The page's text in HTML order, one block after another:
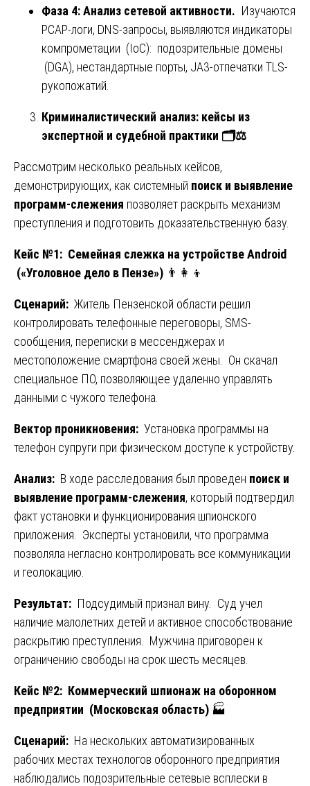
Фаза 4: Анализ сетевой активности. Изучаются
PCAP-логи, DNS-запросы, выявляются индикаторы
компрометации (IoC): подозрительные домены
(DGA), нестандартные порты, JA3-отпечатки TLS-
рукопожатий.
Криминалистический анализ: кейсы из
экспертной и судебной практики 🗂️⚖️
Рассмотрим несколько реальных кейсов,
демонстрирующих, как системный поиск и выявление
программ-слежения позволяет раскрыть механизм
преступления и подготовить доказательственную базу.
Кейс №1: Семейная слежка на устройстве Android
(«Уголовное дело в Пензе») 👨‍👩‍👦
Сценарий: Житель Пензенской области решил
контролировать телефонные переговоры, SMS-
сообщения, переписки в мессенджерах и
местоположение смартфона своей жены. Он скачал
специальное ПО, позволяющее удаленно управлять
данными с чужого телефона.
Вектор проникновения: Установка программы на
телефон супруги при физическом доступе к устройству.
Анализ: В ходе расследования был проведен поиск и
выявление программ-слежения, который подтвердил
факт установки и функционирования шпионского
приложения. Эксперты установили, что программа
позволяла негласно контролировать все коммуникации
и геолокацию.
Результат: Подсудимый признал вину. Суд учел
наличие малолетних детей и активное способствование
раскрытию преступления. Мужчина приговорен к
ограничению свободы на срок шесть месяцев.
Кейс №2: Коммерческий шпионаж на оборонном
предприятии (Московская область) 🏭
Сценарий: На нескольких автоматизированных
рабочих местах технологов оборонного предприятия
наблюдались подозрительные сетевые всплески в